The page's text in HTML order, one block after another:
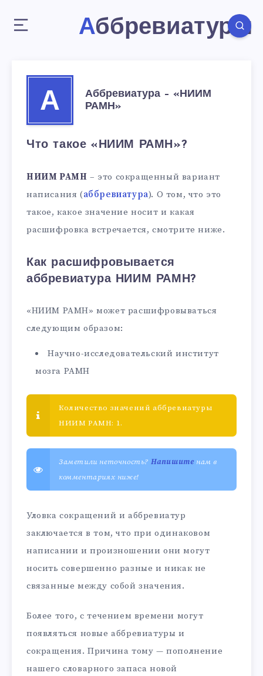
Аббревиатуры
А
Аббревиатура – «НИИМ
РАМН»
Что такое «НИИМ РАМН»?
НИИМ РАМН – это сокращенный вариант
написания (аббревиатура). О том, что это
такое, какое значение носит и какая
расшифровка встречается, смотрите ниже.
Как расшифровывается
аббревиатура НИИМ РАМН?
«НИИМ РАМН» может расшифровываться
следующим образом:
Научно-исследовательский институт
мозга РАМН
Количество значений аббревиатуры
НИИМ РАМН: 1.
Заметили неточность? Напишитенам в
комментариях ниже!
Уловка сокращений и аббревиатур
заключается в том, что при одинаковом
написании и произношении они могут
носить совершенно разные и никак не
связанные между собой значения.
Более того, с течением времени могут
появляться новые аббревиатуры и
сокращения. Причина тому — пополнение
нашего словарного запаса новой